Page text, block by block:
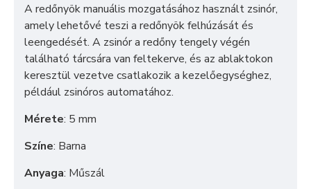
A redőnyök manuális mozgatásához használt zsinór,
amely lehetővé teszi a redőnyök felhúzását és
leengedését. A zsinór a redőny tengely végén
található tárcsára van feltekerve, és az ablaktokon
keresztül vezetve csatlakozik a kezelőegységhez,
például zsinóros automatához.
Mérete: 5 mm
Színe: Barna
Anyaga: Műszál